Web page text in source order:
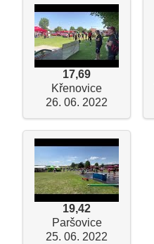
17,69
Křenovice
26. 06. 2022
19,42
Paršovice
25. 06. 2022